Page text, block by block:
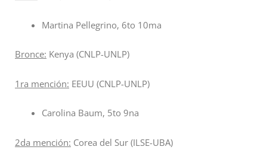
Martina Pellegrino, 6to 10ma
Bronce: Kenya (CNLP-UNLP)
1ra mención: EEUU (CNLP-UNLP)
Carolina Baum, 5to 9na
2da mención: Corea del Sur (ILSE-UBA)